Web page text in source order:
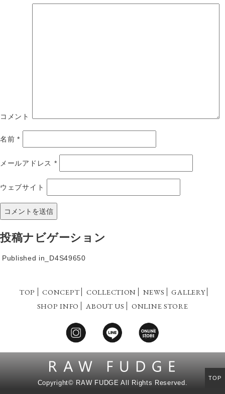
コメント
名前*
メールアドレス *
ウェブサイト
投稿ナビゲーション
Published in _D4S49650
TOP CONCEPT COLLECTION NEWS
GALLERY
SHOP INFO
ABOUT US ONLINE STORE
Copyright© RAW FUDGE All Rights Reserved.
TOP